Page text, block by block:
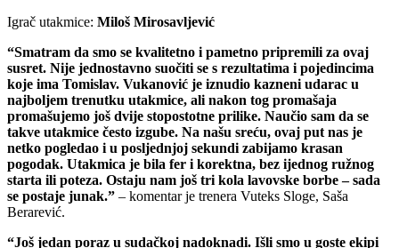
Igrač utakmice: Miloš Mirosavljević
“Smatram da smo se kvalitetno i pametno pripremili za ovaj
susret. Nije jednostavno suočiti se s rezultatima i pojedincima
koje ima Tomislav. Vukanović je iznudio kazneni udarac u
najboljem trenutku utakmice, ali nakon tog promašaja
promašujemo još dvije stopostotne prilike. Naučio sam da se
takve utakmice često izgube. Na našu sreću, ovaj put nas je
netko pogledao i u posljednjoj sekundi zabijamo krasan
pogodak. Utakmica je bila fer i korektna, bez ijednog ružnog
starta ili poteza. Ostaju nam još tri kola lavovske borbe – sada
se postaje junak.” – komentarje trenera Vuteks Sloge, Saša
Berarević.
“Još jedan poraz u sudačkoj nadoknadi. Išli smo u goste ekipi